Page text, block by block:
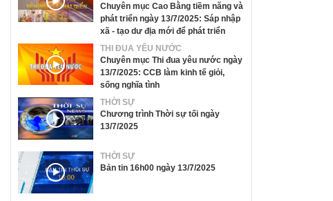
Chuyên mục Cao Bằng tiềm năng và
phát triển ngày 13/7/2025: Sáp nhập
xã - tạo dư địa mới để phát triển
THI ĐUA YÊU NƯỚC
Chuyên mục Thi đua yêu nước ngày
13/7/2025: CCB làm kinh tế giỏi,
sống nghĩa tình
THỜI SỰ
Chương trình Thời sự tối ngày
13/7/2025
THỜI SỰ
Bản tin 16h00 ngày 13/7/2025